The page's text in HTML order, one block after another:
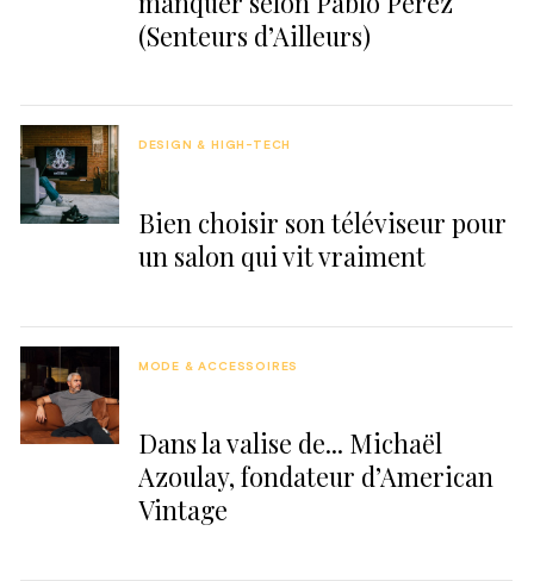
(Senteurs d’Ailleurs)
Bien choisir son téléviseur pour
un salon qui vit vraiment
DESIGN & HIGH-TECH
Dans la valise de... Michaël
Azoulay, fondateur d’American
Vintage
MODE & ACCESSOIRES